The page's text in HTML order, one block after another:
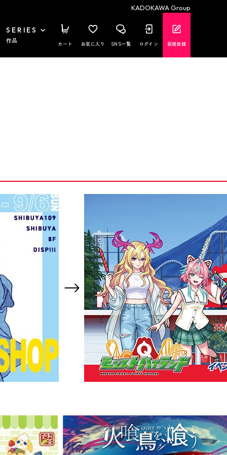
KADOKAWA Group
SERIES
作品 カート お気に入り SNS一覧 ログイン 新規登録